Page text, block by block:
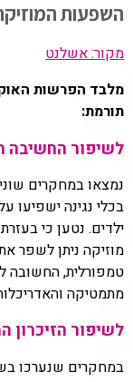
השפעות
מקור: אשלנט
מלבד הפרשות
תורמת:
לשיפור החשיבה
נמצאו במחקרים
בכלי נגינה ישפיעו
ילדים. נטען כי
מוזיקה ניתן לשפר
טמפורלית, החשובה
מתמטיקה
לשיפור הזיכרון
במחקרים שנערכו